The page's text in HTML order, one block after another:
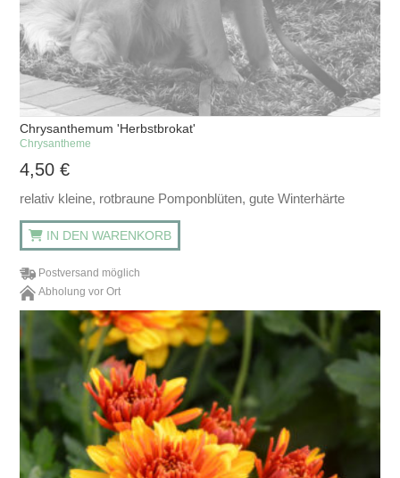
Chrysanthemum 'Herbstbrokat'
Chrysantheme
4,50€
relativ kleine, rotbraune Pomponblüten, gute Winterhärte
IN DEN WARENKORB
Postversand möglich
Abholung vor Ort